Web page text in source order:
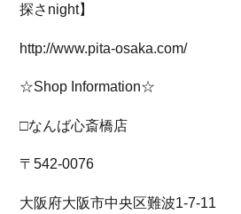
探さnight】
http://www.pita-osaka.com/
☆Shop Information☆
□なんば心斎橋店
〒542-0076
大阪府大阪市中央区難波1-7-11